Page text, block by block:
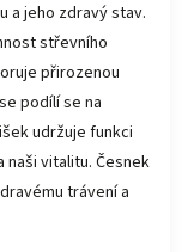
a jeho zdravý stav.
střevního
přirozenou
podílí se na
udržuje funkci
vitalitu. Česnek
trávení a